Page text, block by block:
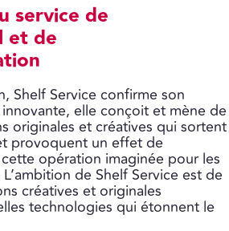
service de
et de
Shelf Service confirme son
elle conçoit et mène de
originales et créatives qui sortent
provoquent un effet de
opération imaginée pour les
de Shelf Service est de
créatives et originales
technologies qui étonnent le